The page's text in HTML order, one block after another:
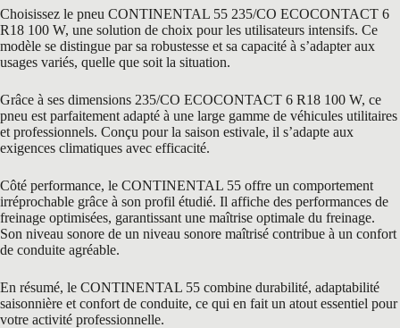
Choisissez le pneu CONTINENTAL 55 235/CO ECOCONTACT 6
R18 100 W, une solution de choix pour les utilisateurs intensifs. Ce
modèle se distingue par sa robustesse et sa capacité à s’adapter aux
usages variés, quelle que soit la situation.
Grâce à ses dimensions 235/CO ECOCONTACT 6 R18 100 W, ce
pneu est parfaitement adapté à une large gamme de véhicules utilitaires
et professionnels. Conçu pour la saison estivale, il s’adapte aux
exigences climatiques avec efficacité.
Côté performance, le CONTINENTAL 55 offre un comportement
irréprochable grâce à son profil étudié. Il affiche des performances de
freinage optimisées, garantissant une maîtrise optimale du freinage.
Son niveau sonore de un niveau sonore maîtrisé contribue à un confort
de conduite agréable.
En résumé, le CONTINENTAL 55 combine durabilité, adaptabilité
saisonnière et confort de conduite, ce qui en fait un atout essentiel pour
votre activité professionnelle.